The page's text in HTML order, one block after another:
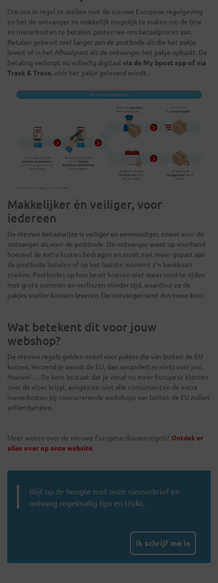
Om ons in regel te stellen met de nieuwe Europese regelgeving
en het de ontvanger zo makkelijk mogelijk te maken om de btw
en invoerkosten te betalen, pasten we ons betaalproces aan.
Betalen gebeurt niet langer aan de postbode als die het pakje
levert of in het Afhaalpunt als de ontvanger het pakje ophaalt. De
betaling verloopt nu volledig digitaal via de My bpost app of via
Track & Trace, vóór het pakje geleverd wordt.
Makkelijker én veiliger, voor
iedereen
De nieuwe betaalwijze is veiliger en eenvoudiger, zowel voor de
ontvanger als voor de postbode. De ontvanger weet op voorhand
hoeveel de extra kosten bedragen en moet niet meer gepast aan
de postbode betalen of op het laatste moment z’n bankkaart
zoeken. Postbodes op hun beurt hoeven niet meer rond te rijden
met grote sommen en verliezen minder tijd, waardoor ze de
pakjes sneller kunnen leveren. De ontvanger wint dus twee keer.
Wat betekent dit voor jouw
webshop?
De nieuwe regels gelden enkel voor pakjes die van buiten de EU
komen. Verzend je vanuit de EU, dan verandert er niets voor jou.
Hoewel … De kans bestaat dat je vanaf nu meer Europese klanten
over de vloer krijgt, aangezien niet alle consumenten de extra
invoerkosten bij concurrerende webshops van buiten de EU zullen
willen betalen.
Meer weten over de nieuwe Europese douaneregels? Ontdek er
alles over op onze website.
Blijf op de hoogte met onze nieuwsbrief en
ontvang regelmatig tips en tricks.
Ik schrijf me in